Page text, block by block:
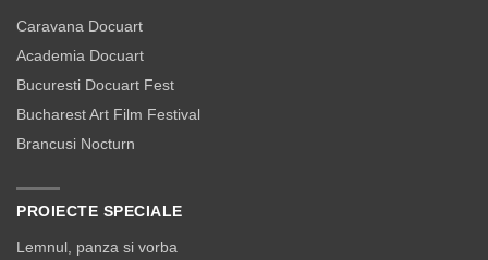
Caravana Docuart
Academia Docuart
Bucuresti Docuart Fest
Bucharest Art Film Festival
Brancusi Nocturn
PROIECTE SPECIALE
Lemnul, panza si vorba